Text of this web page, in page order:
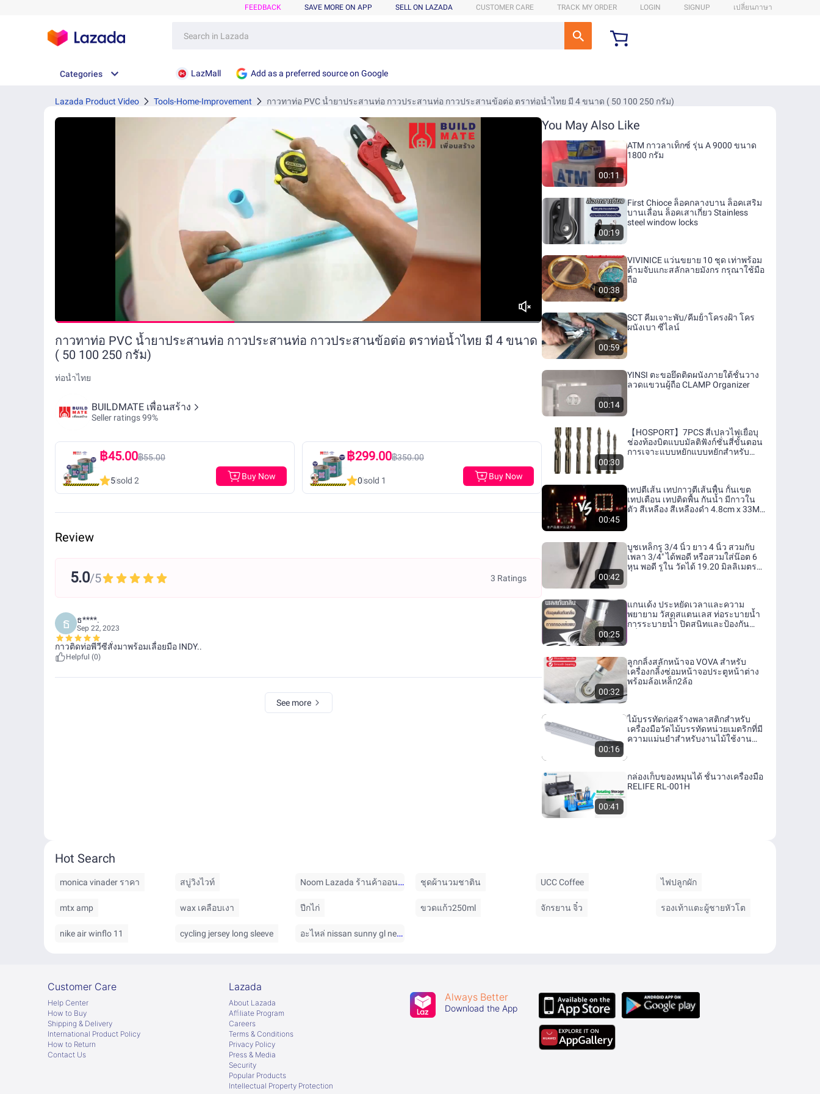
FEEDBACK SAVE MORE ON APP SELL ON LAZADA CUSTOMER CARE TRACK MY ORDER LOGIN SIGNUP เปลี่ยนภาษา
Categories LazMall Add as a preferred source on Google
Lazada Product Video Tools-Home-Improvement กาวทาท่อ PVC น้ำยาประสานท่อ กาวประสานท่อ กาวประสานข้อต่อ ตราท่อน้ำไทย มี 4 ขนาด ( 50 100 250 กรัม)
กาวทาท่อ PVC น้ำยาประสานท่อ กาวประสานท่อ กาวประสานข้อต่อ ตราท่อน้ำไทย มี 4 ขนาด
( 50 100 250 กรัม)
ท่อน้ำไทย
BUILDMATE เพื่อนสร้าง
Seller ratings 99%
฿45.00฿55.00
5sold 2 Buy Now
฿299.00฿350.00
0sold 1 Buy Now
Review
5.0/5 3 Ratings
ธ ธ****.
Sep 22, 2023
กาวติดท่อพีวีซีสั่งมาพร้อมเลื่อยมือ INDY..
Helpful (0)
See more
You May Also Like
00:11
ATM กาวลาเท็กซ์ รุ่น A 9000 ขนาด
1800 กรัม
00:19
First Chioce ล็อคกลางบาน ล็อคเสริม
บานเลื่อน ล็อคเสาเกี่ยว Stainless
steel window locks
00:38
VIVINICE แว่นขยาย 10 ชุด เท่าพร้อม
ด้ามจับแกะสลักลายมังกร กรุณาใช้มือ
ถือ
00:59
SCT คีมเจาะพับ/คีมย้ําโครงฝ้า โคร
ผนังเบา ซีไลน์
00:14
YINSI ตะขอยึดติดผนังภายใต้ชั้นวาง
ลวดแขวนผู้ถือ CLAMP Organizer
00:30
【HOSPORT】7PCS สี่เปลวไฟเยื่อบุ
ช่องท้องบิตแบบมัลติฟังก์ชั่นสี่ขั้นตอน
การเจาะแบบหยักแบบหยักสำหรับ
00:45
เทปตีเส้น เทปกาวตีเส้นพื้น กั้นเขต
เทปเตือน เทปติดพื้น กันน้ำ มีกาวใน
ตัว สีเหลือง สีเหลืองดำ 4.8cm x 33M/
00:42
บูชเหล็กรู 3/4 นิ้ว ยาว 4 นิ้ว สวมกับ
เพลา 3/4" ได้พอดี หรือสวมใส่น๊อต 6
หุน พอดี รูใน วัดได้ 19.20 มิลลิเมตร
00:25
แกนเด้ง ประหยัดเวลาและความ
พยายาม วัสดุสแตนเลส ท่อระบายน้ำ
การระบายน้ำ ปิดสนิทและป้องกัน
00:32
ลูกกลิ้งสลักหน้าจอ VOVA สำหรับ
เครื่องกลิ้งซ่อมหน้าจอประตูหน้าต่าง
พร้อมล้อเหล็ก2ล้อ
00:16
ไม้บรรทัดก่อสร้างพลาสติกสำหรับ
เครื่องมือวัดไม้บรรทัดหน่วยเมตริกที่มี
ความแม่นยำสำหรับงานไม้ใช้งาน
00:41
กล่องเก็บของหมุนได้ ชั้นวางเครื่องมือ
RELIFE RL-001H
Hot Search
monica vinader ราคา สบู่วิงไวท์ Noom Lazada ร้านค้าออนไลน์ ชุดผ้านวมชาติน UCC Coffee ไฟปลูกผัก
mtx amp wax เคลือบเงา ปีกไก่ ขวดแก้ว250ml จักรยาน จิ๋ว รองเท้าแตะผู้ชายหัวโต
nike air winflo 11 cycling jersey long sleeve อะไหล่ nissan sunny gl neo
Customer Care
Help Center
How to Buy
Shipping & Delivery
International Product Policy
How to Return
Contact Us
Lazada
About Lazada
Afﬁliate Program
Careers
Terms & Conditions
Privacy Policy
Press & Media
Security
Popular Products
Intellectual Property Protection
Always Better
Download the App